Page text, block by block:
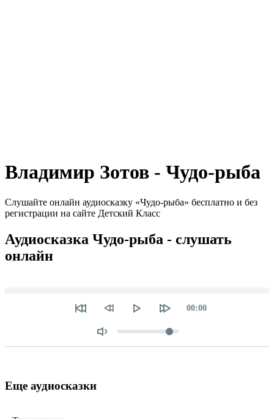
Владимир Зотов - Чудо-рыба
Слушайте онлайн аудиосказку «Чудо-рыба» бесплатно и без
регистрации на сайте Детский Класс
Аудиосказка Чудо-рыба - слушать
онлайн
Текущее
00:00
Еще аудиосказки